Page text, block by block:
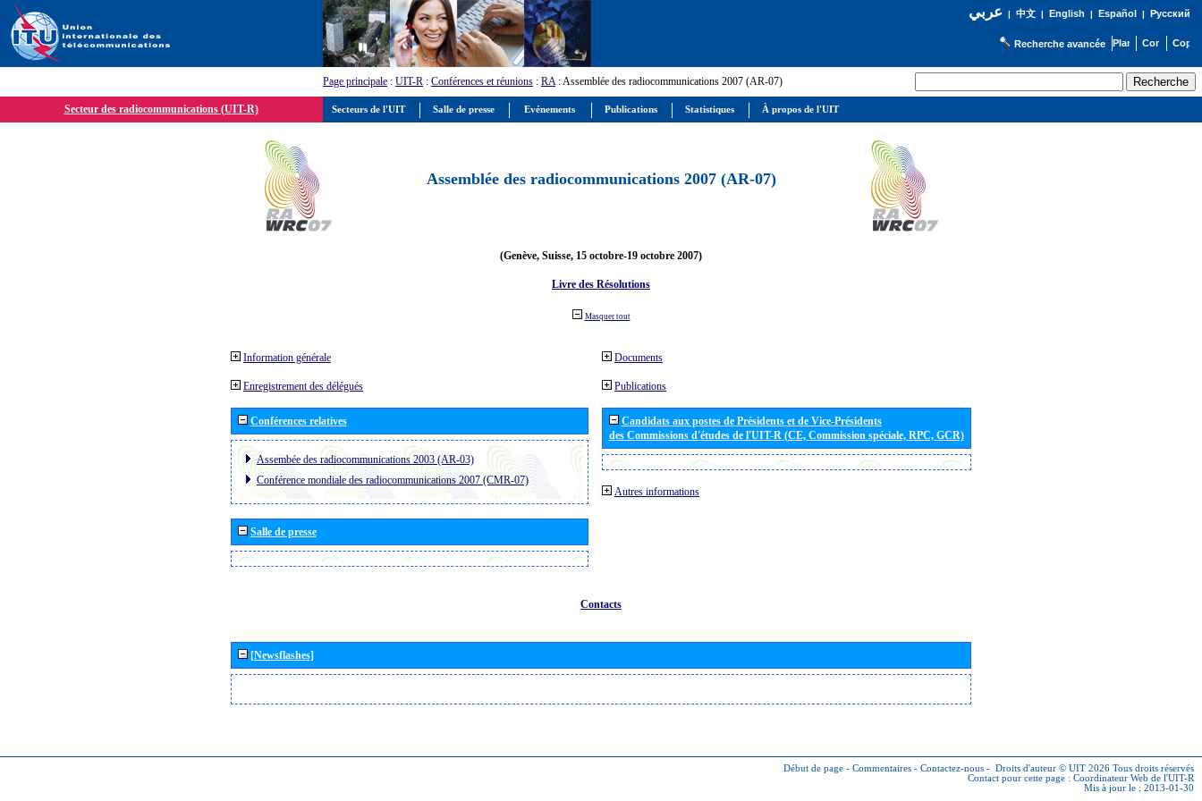
عربي| 中文| English | Español | Русский
Recherche avancée
Page principale : UIT-R : Conférences et réunions : RA: Assemblée des radiocommunications 2007 (AR-07)
Secteur des radiocommunications (UIT-R)
Assemblée des radiocommunications 2007 (AR-07)
(Genève, Suisse, 15 octobre-19 octobre 2007)
Livre des Résolutions
Masquer tout
Information générale
Enregistrement des délégués
Conférences relatives
Assembée des radiocommunications 2003 (AR-03)
Conférence mondiale des radiocommunications 2007 (CMR-07)
Salle de presse
Documents
Publications
Candidats aux postes de Présidents et de Vice-Présidents
des Commissions d'études de l'UIT-R (CE, Commission spéciale, RPC, GCR)
Autres informations
Contacts
[Newsflashes]
Début de page - Commentaires - Contactez-nous - Droits d'auteur © UIT 2026 Tous droits réservés
Contact pour cette page : Coordinateur Web de l'UIT-R
Mis à jour le : 2013-01-30
Secteurs de l'UIT Salle de presse Evénements Publications Statistiques À propos de l'UIT